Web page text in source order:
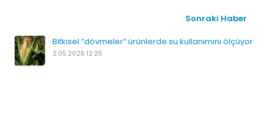
Sonraki Haber
Bitkisel “dövmeler” ürünlerde su kullanımını ölçüyor
2.05.2026 12:25